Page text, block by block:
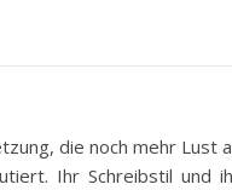
die noch mehr Lust
Ihr Schreibstil und